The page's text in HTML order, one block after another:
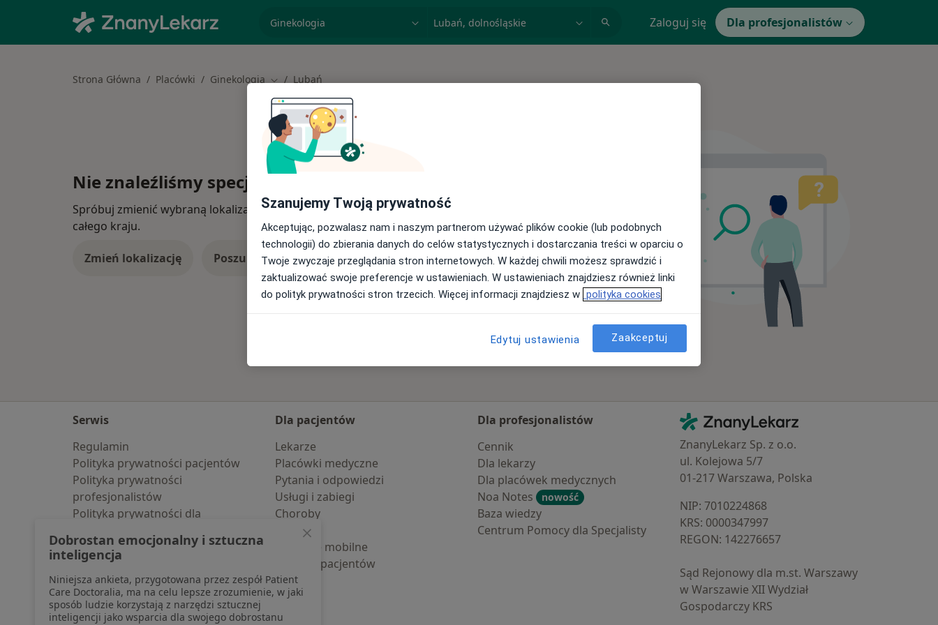
miasto lub dzielnica Zaloguj się Dla profesjonalistów
Strona Główna Placówki Ginekologia Zmień miasto
Lubań
Nie znaleźliśmy specjalistów spełniających podane kryteria
Spróbuj zmienić wybraną lokalizację lub wypróbuj konsultacje online ze specjalistami z
całego kraju.
Zmień lokalizację Poszukaj konsultacji online
Serwis
Regulamin
Polityka prywatności pacjentów
Polityka prywatności
profesjonalistów
Polityka prywatności dla
pozyskaliśmy samodzielnie
Polityka cookies
Jak działają wyniki wyszukiwania
Dostępność
O nas
Dla pacjentów
Lekarze
Placówki medyczne
Pytania i odpowiedzi
Usługi i zabiegi
Choroby
Pomoc
Aplikacje mobilne
Blog dla pacjentów
Dla profesjonalistów
Cennik
Dla lekarzy
Dla placówek medycznych
Noa Notes
nowość
Baza wiedzy
Centrum Pomocy dla Specjalisty
Kontakt
ZnanyLekarz - Strona główna
ZnanyLekarz Sp. z o.o.
ul. Kolejowa 5/7
01-217 Warszawa, Polska
NIP: ⁠7010224868
KRS: ⁠0000347997
REGON: ⁠142276657
Sąd Rejonowy dla m.st. Warszawy
w Warszawie XII Wydział
Gospodarczy KRS
Szanujemy Twoją prywatność
Akceptując, pozwalasz nam i naszym partnerom używać plików cookie (lub podobnych
technologii) do zbierania danych do celów statystycznych i dostarczania treści w oparciu o
Twoje zwyczaje przeglądania stron internetowych. W każdej chwili możesz sprawdzić i
zaktualizować swoje preferencje w ustawieniach. W ustawieniach znajdziesz również linki
do polityk prywatności stron trzecich. Więcej informacji znajdziesz w polityka cookies
Edytuj ustawienia Zaakceptuj
Dobrostan emocjonalny i sztuczna
inteligencja
Niniejsza ankieta, przygotowana przez zespół Patient
Care Doctoralia, ma na celu lepsze zrozumienie, w jaki
sposób ludzie korzystają z narzędzi sztucznej
inteligencji jako wsparcia dla swojego dobrostanu